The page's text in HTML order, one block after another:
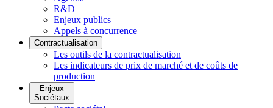
R&D
Enjeux publics
Appels à concurrence
Contractualisation
Les outils de la contractualisation
Les indicateurs de prix de marché et de coûts de
production
Enjeux
Sociétaux